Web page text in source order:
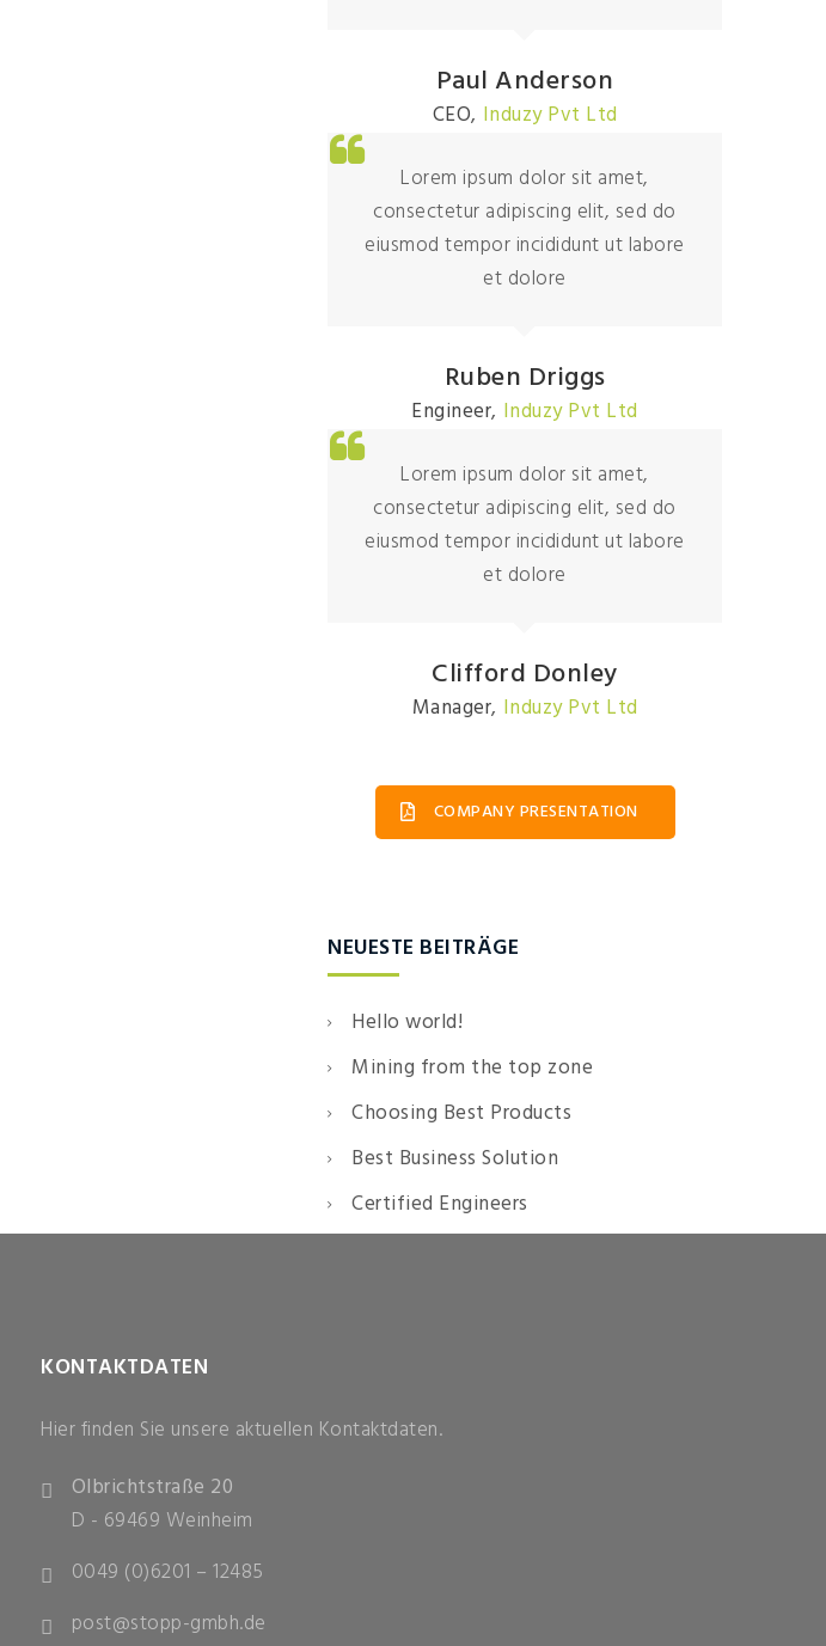
Paul Anderson
CEO, Induzy Pvt Ltd
Lorem ipsum dolor sit amet,
consectetur adipiscing elit, sed do
eiusmod tempor incididunt ut labore
et dolore
Ruben Driggs
Engineer, Induzy Pvt Ltd
Lorem ipsum dolor sit amet,
consectetur adipiscing elit, sed do
eiusmod tempor incididunt ut labore
et dolore
Clifford Donley
Manager, Induzy Pvt Ltd
COMPANY PRESENTATION
NEUESTE BEITRÄGE
Hello world!
Mining from the top zone
Choosing Best Products
Best Business Solution
Certified Engineers
KONTAKTDATEN
Hier finden Sie unsere aktuellen Kontaktdaten.
Olbrichtstraße 20
D - 69469 Weinheim
0049 (0)6201 – 12485
post@stopp-gmbh.de